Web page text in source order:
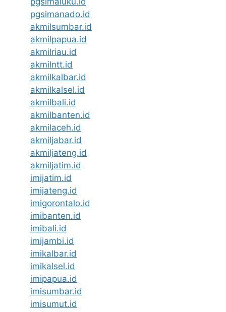
pgsimanado.id
akmilsumbar.id
akmilpapua.id
akmilriau.id
akmilntt.id
akmilkalbar.id
akmilkalsel.id
akmilbali.id
akmilbanten.id
akmilaceh.id
akmiljabar.id
akmiljateng.id
akmiljatim.id
imijatim.id
imijateng.id
imigorontalo.id
imibanten.id
imibali.id
imijambi.id
imikalbar.id
imikalsel.id
imipapua.id
imisumbar.id
imisumut.id